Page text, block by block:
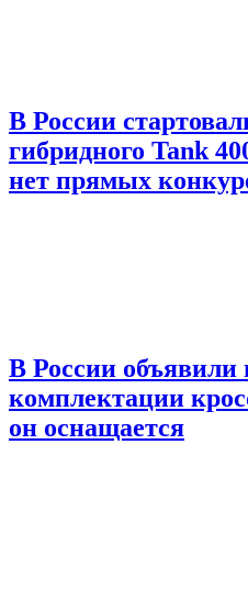
В России
гибридного Tank
нет прямых
В России
комплектации
он оснащается